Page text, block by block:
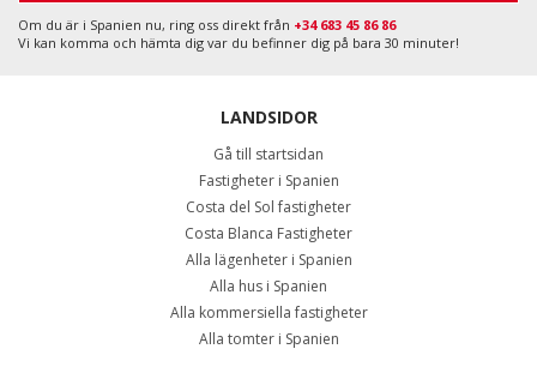
Om du är i Spanien nu, ring oss direkt från +34 683 45 86 86
Vi kan komma och hämta dig var du befinner dig på bara 30 minuter!
LANDSIDOR
Gå till startsidan
Fastigheter i Spanien
Costa del Sol fastigheter
Costa Blanca Fastigheter
Alla lägenheter i Spanien
Alla hus i Spanien
Alla kommersiella fastigheter
Alla tomter i Spanien